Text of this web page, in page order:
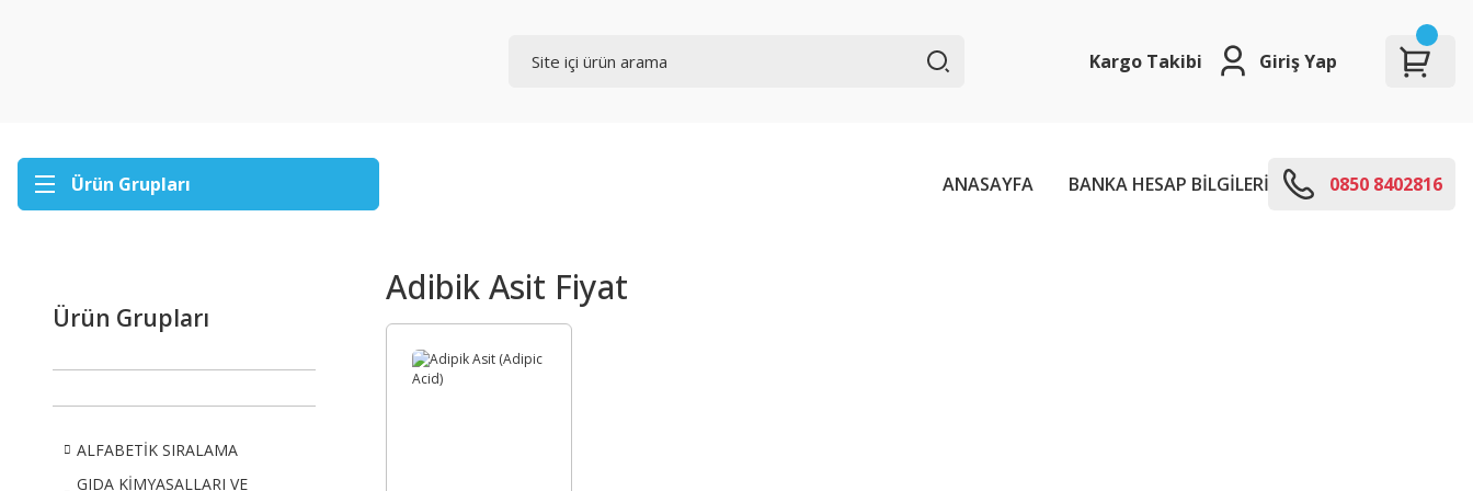
Kargo Takibi Giriş Yap
Ürün Grupları ANASAYFA BANKA HESAP BİLGİLERİ E-KODLARI
0850 8402816
Ürün Grupları
ALFABETİK SIRALAMA
GIDA KİMYASALLARI VE
Adibik Asit Fiyat